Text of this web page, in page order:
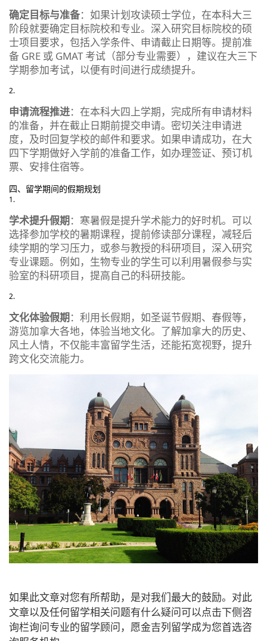
确定目标与准备：如果计划攻读硕士学位，在本科大三
阶段就要确定目标院校和专业。深入研究目标院校的硕
士项目要求，包括入学条件、申请截止日期等。提前准
备 GRE 或 GMAT 考试（部分专业需要），建议在大三下
学期参加考试，以便有时间进行成绩提升。
申请流程推进：在本科大四上学期，完成所有申请材料
的准备，并在截止日期前提交申请。密切关注申请进
度，及时回复学校的邮件和要求。如果申请成功，在大
四下学期做好入学前的准备工作，如办理签证、预订机
票、安排住宿等。
四、留学期间的假期规划
学术提升假期：寒暑假是提升学术能力的好时机。可以
选择参加学校的暑期课程，提前修读部分课程，减轻后
续学期的学习压力，或参与教授的科研项目，深入研究
专业课题。例如，生物专业的学生可以利用暑假参与实
验室的科研项目，提高自己的科研技能。
文化体验假期：利用长假期，如圣诞节假期、春假等，
游览加拿大各地，体验当地文化。了解加拿大的历史、
风土人情，不仅能丰富留学生活，还能拓宽视野，提升
跨文化交流能力。
如果此文章对您有所帮助，是对我们最大的鼓励。对此
文章以及任何留学相关问题有什么疑问可以点击下侧咨
询栏询问专业的留学顾问，愿金吉列留学成为您首选咨